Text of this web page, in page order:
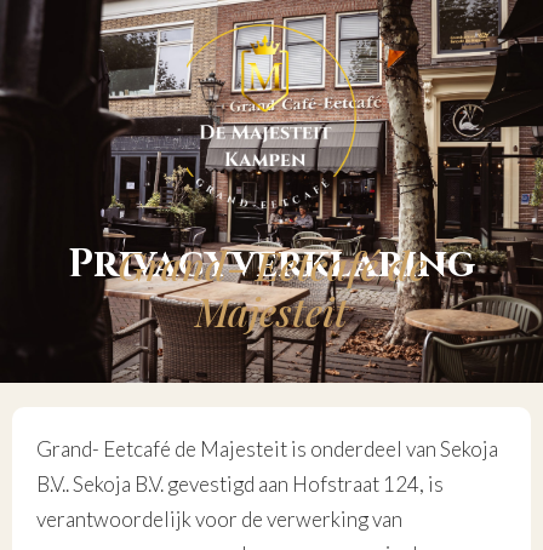
Privacyverklaring
Grand- Eetcafé de
Majesteit
Grand- Eetcafé de Majesteit is onderdeel van Sekoja
B.V.. Sekoja B.V. gevestigd aan Hofstraat 124, is
verantwoordelijk voor de verwerking van